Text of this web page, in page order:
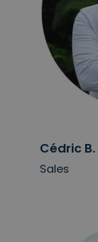
Cédric B.
Sales